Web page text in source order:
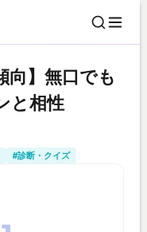
向】無口でも
と相性
#診断・クイズ